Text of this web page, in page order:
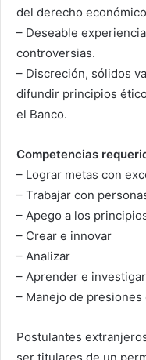
del derecho
– Deseable
controversias.
– Discreción, sólidos
difundir principios
el Banco.
Competencias
– Lograr metas con
– Trabajar con
– Apego a los
– Crear e innovar
– Analizar
– Aprender e investigar
– Manejo de
Postulantes